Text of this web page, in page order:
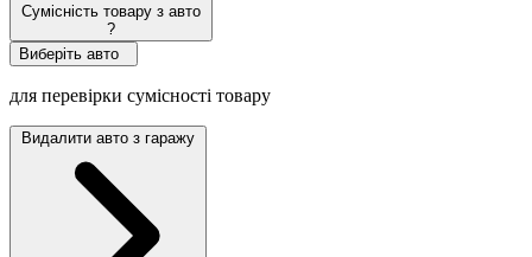
Сумісність товару з авто
?
Виберіть авто
для перевірки сумісності товару
Видалити авто з гаражу